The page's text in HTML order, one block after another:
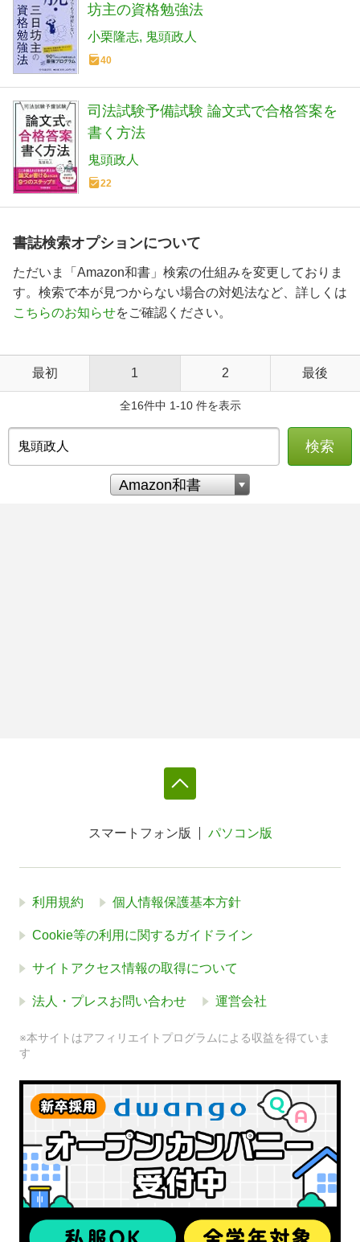
坊主の資格勉強法
小栗隆志 鬼頭政人
40
司法試験予備試験 論文式で合格答案を
書く方法
鬼頭政人
22
書誌検索オプションについて
ただいま「Amazon和書」検索の仕組みを変更しておりま
す。検索で本が見つからない場合の対処法など、詳しくは
こちらのお知らせをご確認ください。
最初 1 2 最後
全16件中 1-10 件を表示
検索
スマートフォン版 パソコン版
利用規約 個人情報保護基本方針
Cookie等の利用に関するガイドライン
サイトアクセス情報の取得について
法人・プレスお問い合わせ 運営会社
※本サイトはアフィリエイトプログラムによる収益を得ていま
す